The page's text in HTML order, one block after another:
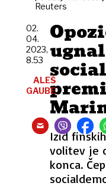
Reuters
Izid
volitev je
konca.
02.
04.
2023,
8.53
ALEŠ
GAUBE